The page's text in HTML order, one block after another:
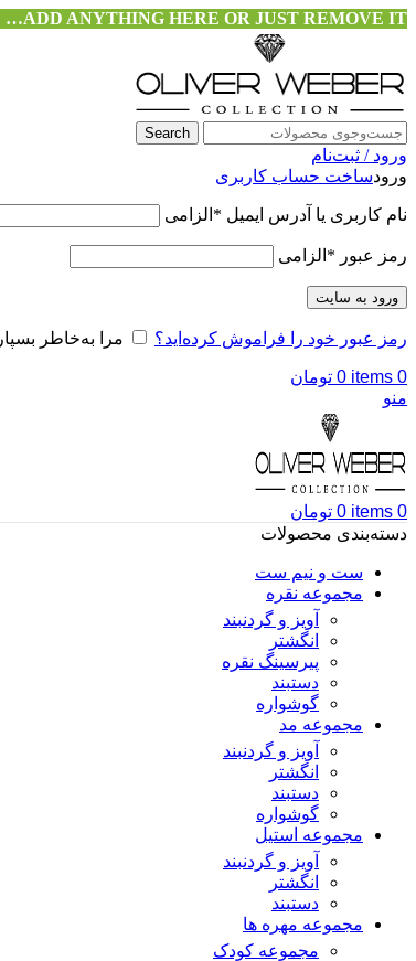
ADD ANYTHING HERE OR JUST REMOVE IT…
Search
ورود / ثبت‌نام
ورودساخت حساب کاربری
نام کاربری یا آدرس ایمیل * الزامی
رمز عبور * الزامی
ورود به سایت
رمز عبور خود را فراموش کرده‌اید؟ مرا به‌خاطر بسپار
0
items
0 تومان
منو
0
items
0 تومان
دسته‌بندی محصولات
ست و نیم ست
مجموعه نقره
آویز و گردنبند
انگشتر
پیرسینگ نقره
دستبند
گوشواره
مجموعه مد
آویز و گردنبند
انگشتر
دستبند
گوشواره
مجموعه استیل
آویز و گردنبند
انگشتر
دستبند
مجموعه مهره ها
مجموعه کودک